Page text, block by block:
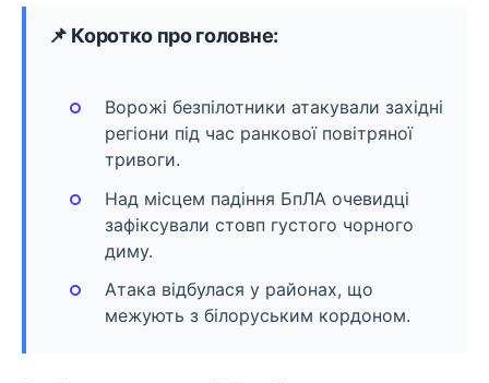
📌 Коротко про головне:
Ворожі безпілотники атакували західні
регіони під час ранкової повітряної
тривоги.
Над місцем падіння БпЛА очевидці
зафіксували стовп густого чорного
диму.
Атака відбулася у районах, що
межують з білоруським кордоном.